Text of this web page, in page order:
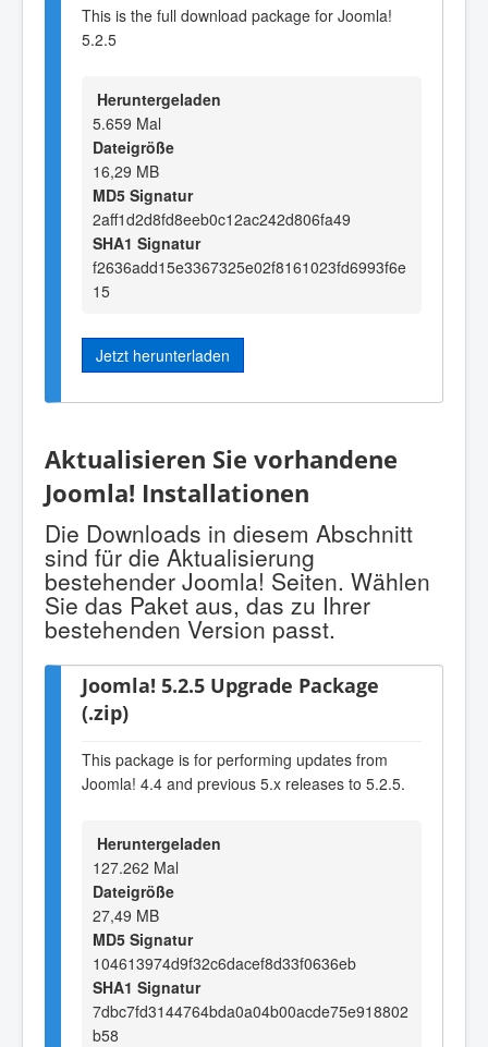
This is the full download package for Joomla!
5.2.5
Heruntergeladen
5.659 Mal
Dateigröße
16,29 MB
MD5 Signatur
2aff1d2d8fd8eeb0c12ac242d806fa49
SHA1 Signatur
f2636add15e3367325e02f8161023fd6993f6e
15
Jetzt herunterladen
Aktualisieren Sie vorhandene
Joomla! Installationen
Die Downloads in diesem Abschnitt
sind für die Aktualisierung
bestehender Joomla! Seiten. Wählen
Sie das Paket aus, das zu Ihrer
bestehenden Version passt.
Joomla! 5.2.5 Upgrade Package
(.zip)
This package is for performing updates from
Joomla! 4.4 and previous 5.x releases to 5.2.5.
Heruntergeladen
127.262 Mal
Dateigröße
27,49 MB
MD5 Signatur
104613974d9f32c6dacef8d33f0636eb
SHA1 Signatur
7dbc7fd3144764bda0a04b00acde75e918802
b58